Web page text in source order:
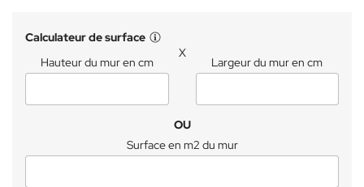
Calculateur de surface
Hauteur du mur en cm
X
Largeur du mur en cm
OU
Surface en m2 du mur